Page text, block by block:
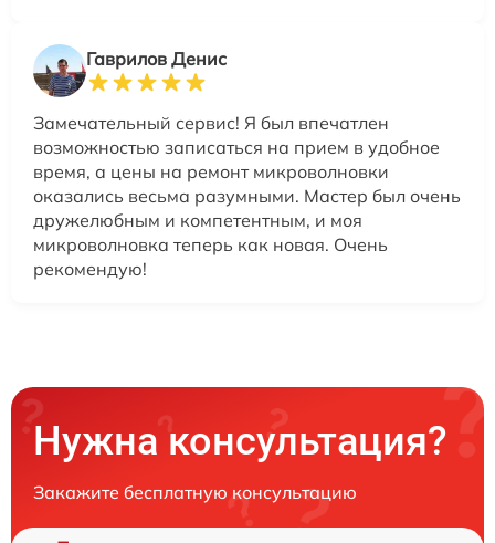
Гаврилов Денис
Замечательный сервис! Я был впечатлен
возможностью записаться на прием в удобное
время, а цены на ремонт микроволновки
оказались весьма разумными. Мастер был очень
дружелюбным и компетентным, и моя
микроволновка теперь как новая. Очень
рекомендую!
Нужна консультация?
Закажите бесплатную консультацию